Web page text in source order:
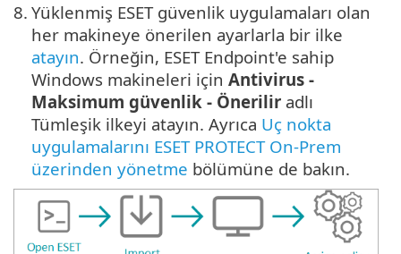
8. Yüklenmiş ESET güvenlik uygulamaları olan
her makineye önerilen ayarlarla bir ilke
atayın. Örneğin, ESET Endpoint'e sahip
Windows makineleri için Antivirus -
Maksimum güvenlik - Önerilir adlı
Tümleşik ilkeyi atayın. Ayrıca Uç nokta
uygulamalarını ESET PROTECT On-Prem
üzerinden yönetme bölümüne de bakın.